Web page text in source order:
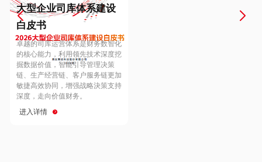
Hungary
Hong Kong
大型企业司库体系建设
白皮书
卓越的司库运营体系是财务数智化
的核心能力，利用领先技术深度挖
掘数据价值，智能引导管理决策
链、生产经营链、客户服务链更加
敏捷高效协同，增强战略決策支持
深度，走向价值财务。
进入详情